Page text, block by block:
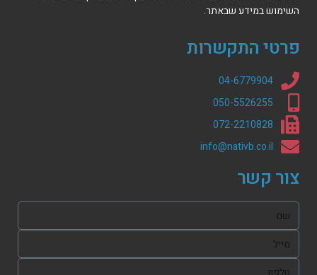
השימוש במידע שבאתר.
פרטי התקשרות
04-6779904
050-5526255
072-2210828
info@nativb.co.il
צור קשר